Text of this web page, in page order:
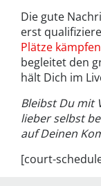
Die gute
erst
Plätze kämpfen
begleitet den
hält Dich im
Bleibst Du mit
lieber selbst
auf Deinen
[court-